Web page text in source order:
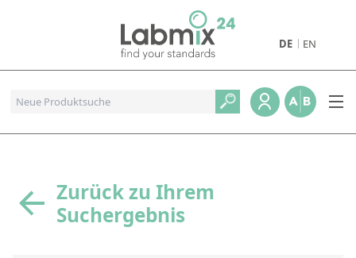
DE EN
Referenzstandards für die Industrie und Geologie
Zurück zu Ihrem
Suchergebnis